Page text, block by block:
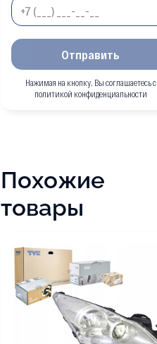
Отправить
Нажимая на кнопку, Вы соглашаетесь с
политикой конфиденциальности
Похожие
товары